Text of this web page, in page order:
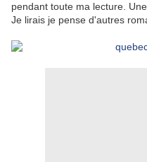
pendant toute ma lecture.
Je lirais je pense d'autres